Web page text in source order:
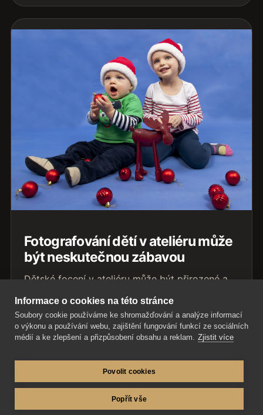
Fotografování dětí v ateliéru může
být neskutečnou zábavou
Dětské focení v ateliéru může být přirozené a
zábavné. Důležitý je klid, trpělivost a práce s
dítětem podle jeho tempa.
Přečíst článek
Informace o cookies na této stránce
Soubory cookie používáme ke shromažďování a analýze informací
o výkonu a používání webu, zajištění fungování funkcí ze sociálních
médií a ke zlepšení a přizpůsobení obsahu a reklam. Zjistit více
Povolit cookies
Popřít vše